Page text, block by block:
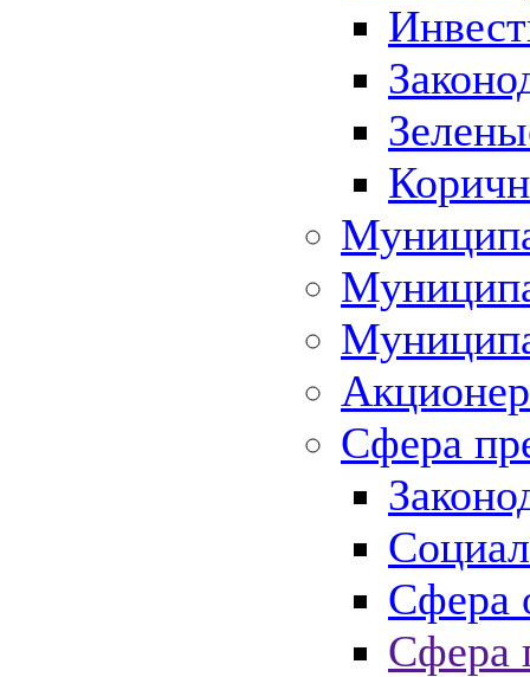
Сфера
Сфера
Сфера